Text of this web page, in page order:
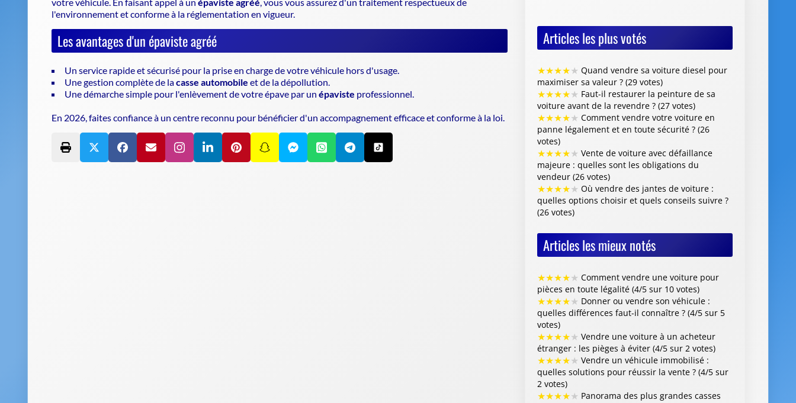
★★★★★Vente de voiture avec défaillance
majeure : quelles sont les obligations du
vendeur (26 votes)
quelles options choisir et quels conseils suivre ?
(26 votes)
Articles les mieux notés
★★★★★ Comment vendre une voiture pour
pièces en toute légalité (4/5 sur 10 votes)
★★★★★Donner ou vendre son véhicule :
quelles différences faut-il connaître ? (4/5 sur 5
votes)
★★★★★
★★★★★Vendre un véhicule immobilisé :
quelles solutions pour réussir la vente ? (4/5 sur
2 votes)
automobiles françaises : que faut-il savoir (4/5
sur 1 vote)
Centre VHU Agréé